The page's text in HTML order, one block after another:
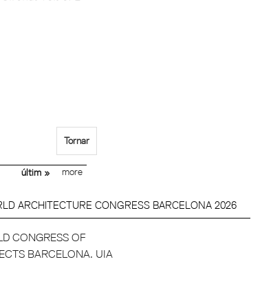
Tornar
últim » more
ARCHITECTURE CONGRESS BARCELONA 2026